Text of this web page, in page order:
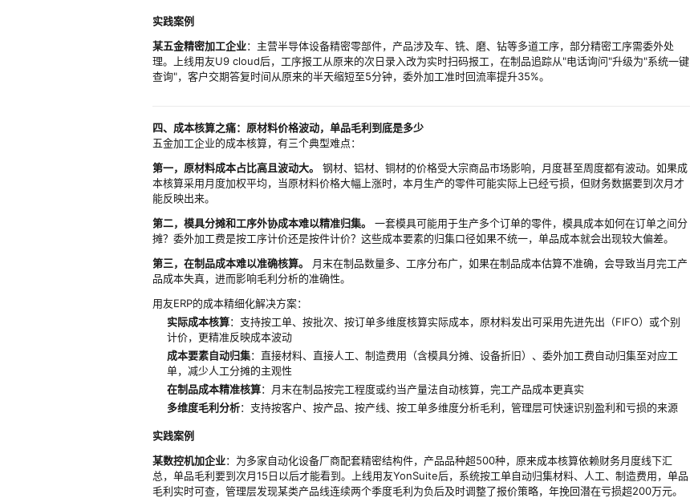
实践案例
某五金精密加工企业：主营半导体设备精密零部件，产品涉及车、铣、磨、钻等多道工序，部分精密工序需委外处
理。上线用友U9 cloud后，工序报工从原来的次日录入改为实时扫码报工，在制品追踪从"电话询问"升级为"系统一键
查询"，客户交期答复时间从原来的半天缩短至5分钟，委外加工准时回流率提升35%。
四、成本核算之痛：原材料价格波动，单品毛利到底是多少
五金加工企业的成本核算，有三个典型难点：
第一，原材料成本占比高且波动大。
钢材、铝材、铜材的价格受大宗商品市场影响，月度甚至周度都有波动。如果成
本核算采用月度加权平均，当原材料价格大幅上涨时，本月生产的零件可能实际上已经亏损，但财务数据要到次月才
能反映出来。
第二，模具分摊和工序外协成本难以精准归集。
一套模具可能用于生产多个订单的零件，模具成本如何在订单之间分
摊？委外加工费是按工序计价还是按件计价？这些成本要素的归集口径如果不统一，单品成本就会出现较大偏差。
第三，在制品成本难以准确核算。
月末在制品数量多、工序分布广，如果在制品成本估算不准确，会导致当月完工产
品成本失真，进而影响毛利分析的准确性。
用友ERP的成本精细化解决方案：
实际成本核算：支持按工单、按批次、按订单多维度核算实际成本，原材料发出可采用先进先出（FIFO）或个别
计价，更精准反映成本波动
成本要素自动归集：直接材料、直接人工、制造费用（含模具分摊、设备折旧）、委外加工费自动归集至对应工
单，减少人工分摊的主观性
在制品成本精准核算：月末在制品按完工程度或约当产量法自动核算，完工产品成本更真实
多维度毛利分析：支持按客户、按产品、按产线、按工单多维度分析毛利，管理层可快速识别盈利和亏损的来源
实践案例
某数控机加企业：为多家自动化设备厂商配套精密结构件，产品品种超500种，原来成本核算依赖财务月度线下汇
总，单品毛利要到次月15日以后才能看到。上线用友YonSuite后，系统按工单自动归集材料、人工、制造费用，单品
毛利实时可查，管理层发现某类产品线连续两个季度毛利为负后及时调整了报价策略，年挽回潜在亏损超200万元。